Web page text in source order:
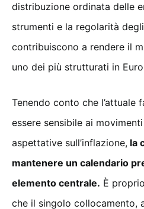
distribuzione ordinata delle
strumenti e la regolarità
contribuiscono a rendere il
uno dei più strutturati in
Tenendo conto che l’attuale
essere sensibile ai
aspettative sull’inflazione, la
mantenere un calendario
elemento centrale. È
che il singolo collocamento,